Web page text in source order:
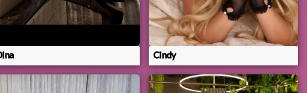
Cindy